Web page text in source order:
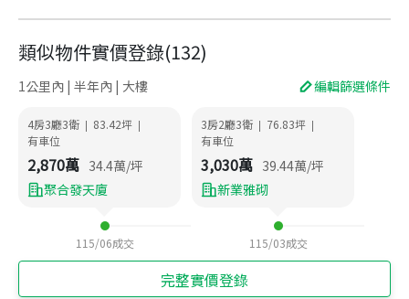
類似物件實價登錄(132)
1公里內 | 半年內 | 大樓 編輯篩選條件
4房3廳3衛 | 83.42坪 |
有車位
2,870萬 34.4萬/坪
聚合發天廈
115/06成交
3房2廳3衛 | 76.83坪 |
有車位
3,030萬 39.44萬/坪
新業雅砌
115/03成交
完整實價登錄